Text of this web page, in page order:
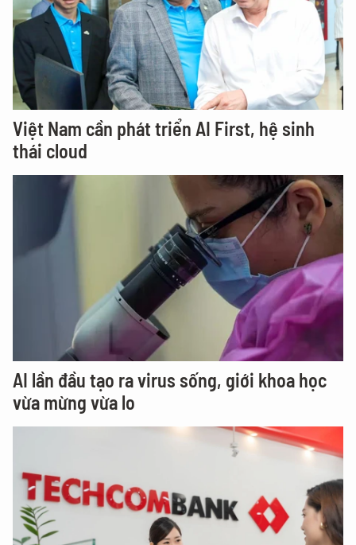
Việt Nam cần phát triển AI First, hệ sinh
thái cloud
AI lần đầu tạo ra virus sống, giới khoa học
vừa mừng vừa lo